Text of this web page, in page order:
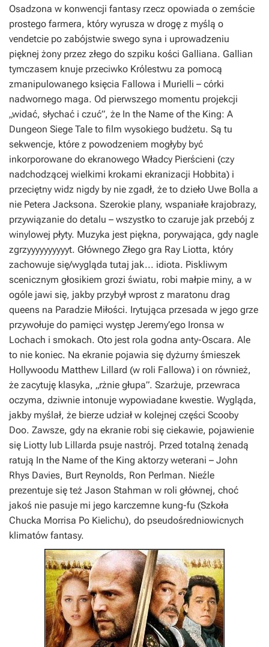
Osadzona w konwencji fantasy rzecz opowiada o zemście
prostego farmera, który wyrusza w drogę z myślą o
vendetcie po zabójstwie swego syna i uprowadzeniu
pięknej żony przez złego do szpiku kości Galliana. Gallian
tymczasem knuje przeciwko Królestwu za pomocą
zmanipulowanego księcia Fallowa i Murielli – córki
nadwornego maga. Od pierwszego momentu projekcji
„widać, słychać i czuć”, że In the Name of the King: A
Dungeon Siege Tale to film wysokiego budżetu. Są tu
sekwencje, które z powodzeniem mogłyby być
inkorporowane do ekranowego Władcy Pierścieni (czy
nadchodzącej wielkimi krokami ekranizacji Hobbita) i
przeciętny widz nigdy by nie zgadł, że to dzieło Uwe Bolla a
nie Petera Jacksona. Szerokie plany, wspaniałe krajobrazy,
przywiązanie do detalu – wszystko to czaruje jak przebój z
winylowej płyty. Muzyka jest piękna, porywająca, gdy nagle
zgrzyyyyyyyyyyt. Głównego Złego gra Ray Liotta, który
zachowuje się/wygląda tutaj jak... idiota. Piskliwym
scenicznym głosikiem grozi światu, robi małpie miny, a w
ogóle jawi się, jakby przybył wprost z maratonu drag
queens na Paradzie Miłości. Irytująca przesada w jego grze
przywołuje do pamięci występ Jeremy’ego Ironsa w
Lochach i smokach. Oto jest rola godna anty-Oscara. Ale
to nie koniec. Na ekranie pojawia się dyżurny śmieszek
Hollywoodu Matthew Lillard (w roli Fallowa) i on również,
że zacytuję klasyka, „rżnie głupa”. Szarżuje, przewraca
oczyma, dziwnie intonuje wypowiadane kwestie. Wygląda,
jakby myślał, że bierze udział w kolejnej części Scooby
Doo. Zawsze, gdy na ekranie robi się ciekawie, pojawienie
się Liotty lub Lillarda psuje nastrój. Przed totalną żenadą
ratują In the Name of the King aktorzy weterani – John
Rhys Davies, Burt Reynolds, Ron Perlman. Nieźle
prezentuje się też Jason Stahman w roli głównej, choć
jakoś nie pasuje mi jego karczemne kung-fu (Szkoła
Chucka Morrisa Po Kielichu), do pseudośredniowicnych
klimatów fantasy.